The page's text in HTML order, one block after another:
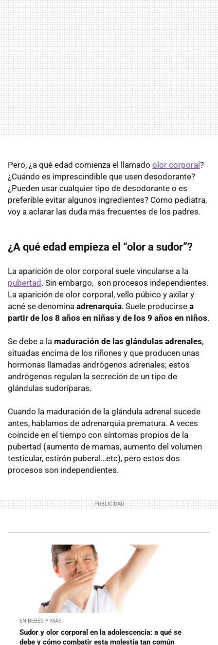
Pero, ¿a qué edad comienza el llamado olor corporal?
¿Cuándo es imprescindible que usen desodorante?
¿Pueden usar cualquier tipo de desodorante o es
preferible evitar algunos ingredientes? Como pediatra,
voy a aclarar las duda más frecuentes de los padres.
¿A qué edad empieza el “olor a sudor”?
La aparición de olor corporal suele vincularse a la
pubertad. Sin embargo, son procesos independientes.
La aparición de olor corporal, vello púbico y axilar y
acné se denomina adrenarquia. Suele producirse a
partir de los 8 años en niñas y de los 9 años en niños.
Se debe a la maduración de las glándulas adrenales,
situadas encima de los riñones y que producen unas
hormonas llamadas andrógenos adrenales; estos
andrógenos regulan la secreción de un tipo de
glándulas sudoríparas.
Cuando la maduración de la glándula adrenal sucede
antes, hablamos de adrenarquia prematura. A veces
coincide en el tiempo con síntomas propios de la
pubertad (aumento de mamas, aumento del volumen
testicular, estirón puberal…etc), pero estos dos
procesos son independientes.
EN BEBÉS Y MÁS
Sudor y olor corporal en la adolescencia: a qué se
debe y cómo combatir esta molestia tan común